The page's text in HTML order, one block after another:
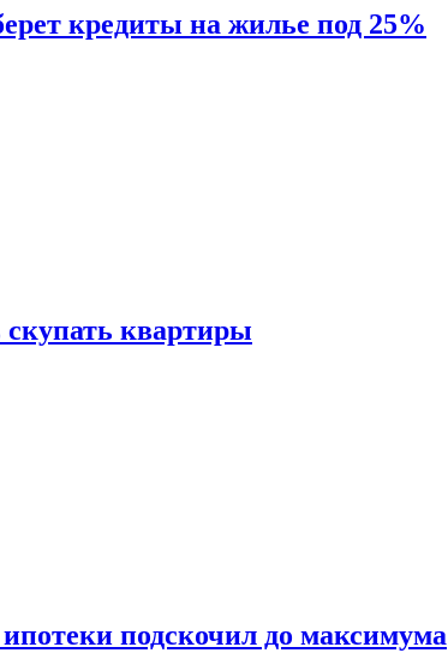
кредиты на жилье под 25%
квартиры
подскочил до максимума